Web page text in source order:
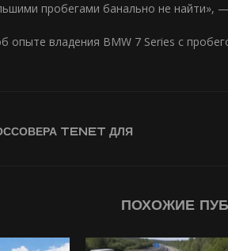
пробегами банально не найти»,
опыте владения BMW 7 Series с
TENET ДЛЯ
ПОХОЖИЕ